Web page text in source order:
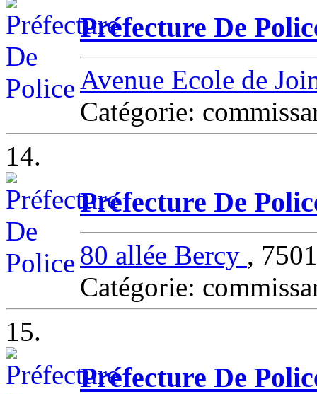
Préfecture De
Avenue Ecole de
Catégorie:
14.
Préfecture De
80 allée Bercy ,
Catégorie:
15.
Préfecture De